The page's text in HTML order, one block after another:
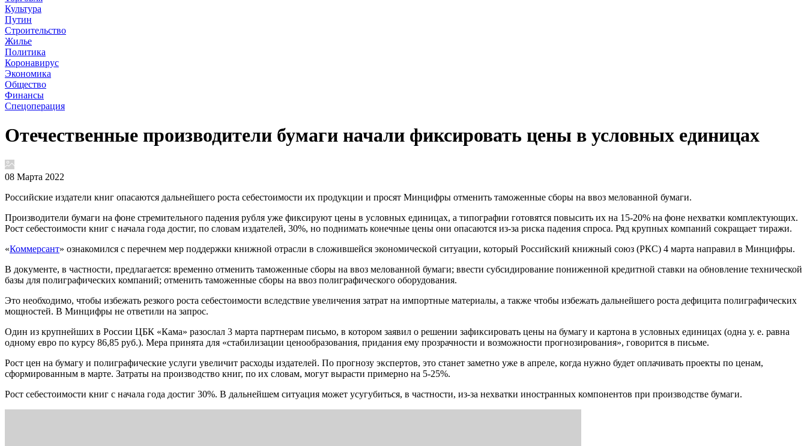
Культура
Путин
Строительство
Жилье
Политика
Коронавирус
Экономика
Общество
Финансы
Спецоперация
Отечественные производители бумаги начали фиксировать цены в условных единицах
08 Марта 2022
Российские издатели книг опасаются дальнейшего роста себестоимости их продукции и просят Минцифры отменить таможенные сборы на ввоз мелованной бумаги.
Производители бумаги на фоне стремительного падения рубля уже фиксируют цены в условных единицах, а типографии готовятся повысить их на 15-20% на фоне нехватки комплектующих.
Рост себестоимости книг с начала года достиг, по словам издателей, 30%, но поднимать конечные цены они опасаются из-за риска падения спроса. Ряд крупных компаний сокращает тиражи.
«Коммерсант» ознакомился с перечнем мер поддержки книжной отрасли в сложившейся экономической ситуации, который Российский книжный союз (РКС) 4 марта направил в Минцифры.
В документе, в частности, предлагается: временно отменить таможенные сборы на ввоз мелованной бумаги; ввести субсидирование пониженной кредитной ставки на обновление технической
базы для полиграфических компаний; отменить таможенные сборы на ввоз полиграфического оборудования.
Это необходимо, чтобы избежать резкого роста себестоимости вследствие увеличения затрат на импортные материалы, а также чтобы избежать дальнейшего роста дефицита полиграфических
мощностей. В Минцифры не ответили на запрос.
Один из крупнейших в России ЦБК «Кама» разослал 3 марта партнерам письмо, в котором заявил о решении зафиксировать цены на бумагу и картона в условных единицах (одна у. е. равна
одному евро по курсу 86,85 руб.). Мера принята для «стабилизации ценообразования, придания ему прозрачности и возможности прогнозирования», говорится в письме.
Рост цен на бумагу и полиграфические услуги увеличит расходы издателей. По прогнозу экспертов, это станет заметно уже в апреле, когда нужно будет оплачивать проекты по ценам,
сформированным в марте. Затраты на производство книг, по их словам, могут вырасти примерно на 5-25%.
Рост себестоимости книг с начала года достиг 30%. В дальнейшем ситуация может усугубиться, в частности, из-за нехватки иностранных компонентов при производстве бумаги.